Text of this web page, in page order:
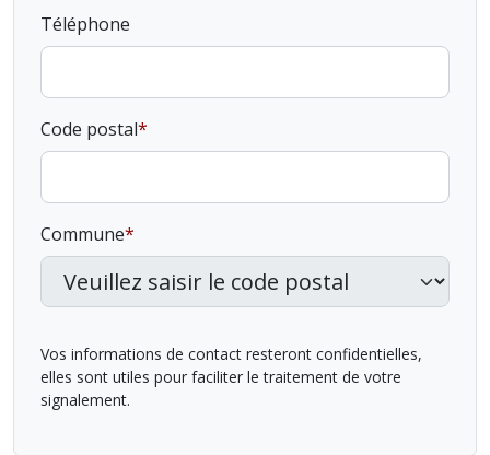
Téléphone
Code postal
Commune
Vos informations de contact resteront confidentielles,
elles sont utiles pour faciliter le traitement de votre
signalement.